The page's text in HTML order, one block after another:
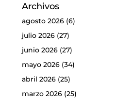
Archivos
agosto 2026(6)
julio 2026(27)
junio 2026(27)
mayo 2026(34)
abril 2026(25)
marzo 2026(25)